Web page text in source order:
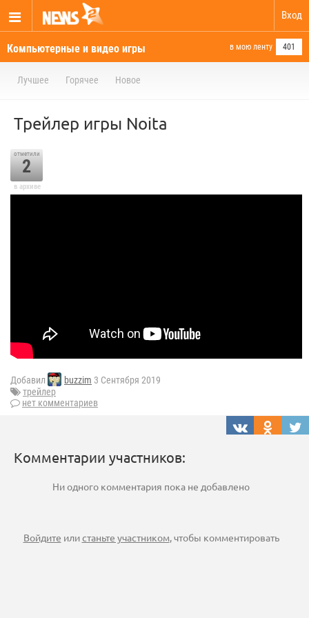
Вход
Компьютерные и видео игры в мою ленту 401
Лучшее Горячее Новое
Трейлер игры Noita
отметили
2
в архиве
Добавил buzzim 3 Сентября 2019
трейлер
нет комментариев
Комментарии участников:
Ни одного комментария пока не добавлено
Войдите илистаньте участником, чтобы комментировать